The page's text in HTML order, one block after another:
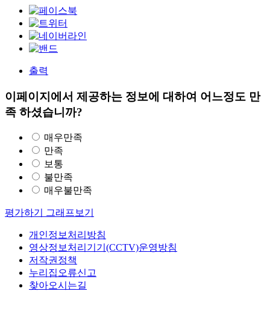
출력
이페이지에서 제공하는 정보에 대하여 어느정도 만
족 하셨습니까?
매우만족
만족
보통
불만족
매우불만족
평가하기 그래프보기
개인정보처리방침
영상정보처리기기(CCTV)운영방침
저작권정책
누리집오류신고
찾아오시는길